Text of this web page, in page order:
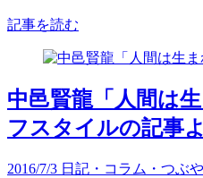
記事を読む
中邑賢龍「人間は
フスタイルの記事よ
2016/7/3 日記・コラム・つぶ